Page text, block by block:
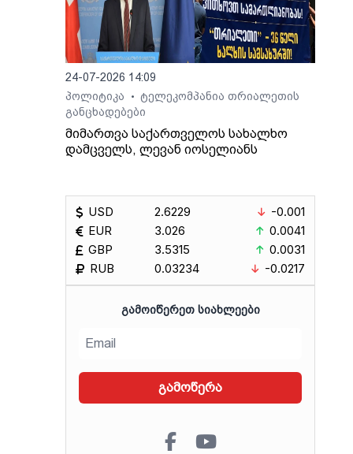
24-07-2026 14:09
პოლიტიკა
•
ტელეკომპანია თრიალეთის
განცხადებები
მიმართვა საქართველოს სახალხო
დამცველს, ლევან იოსელიანს
USD
EUR
GBP
RUB
2.6229
3.026
3.5315
0.03234
-0.001
0.0041
0.0031
-0.0217
ᲒᲐᲛᲝᲘᲬᲔᲠᲔᲗ ᲡᲘᲐᲮᲚᲔᲔᲑᲘ
გამოწერა